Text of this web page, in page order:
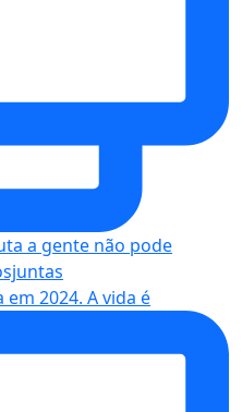
em 2024. A vida é